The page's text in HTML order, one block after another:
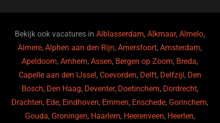
o
k
Bekijk ook vacatures inAlblasserdam,Alkmaar,Almelo,
Almere,Alphen aan den Rijn,Amersfoort,Amsterdam,
Apeldoorn,Arnhem,Assen, Bergen op Zoom, Breda,
Capelle aan den IJssel , Coevorden, Delft, Delfzijl , Den
Bosch, Den Haag, Deventer, Doetinchem, Dordrecht,
Drachten, Ede, Eindhoven, Emmen, Enschede, Gorinchem,
Gouda, Groningen, Haarlem, Heerenveen, Heerlen,